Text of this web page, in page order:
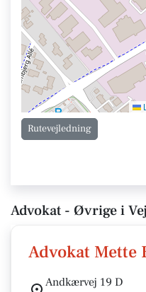
Rutevejledning
Advokat - Øvrige i
Advokat Mette
Andkærvej 19 D